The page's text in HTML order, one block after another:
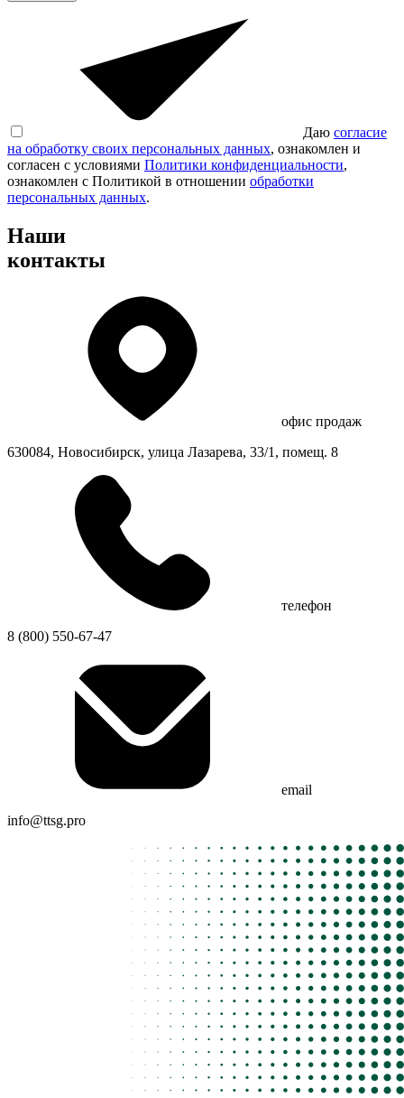
Даю согласие
на обработку своих персональных данных, ознакомлен и
согласен с условиями Политики конфиденциальности,
ознакомлен с Политикой в отношении обработки
персональных данных.
Наши
контакты
офис продаж
630084, Новосибирск, улица Лазарева, 33/1, помещ. 8
телефон
8 (800) 550-67-47
email
info@ttsg.pro